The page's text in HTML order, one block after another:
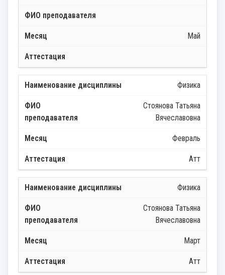
Май
Физика
Стоянова Татьяна
Вячеславовна
Февраль
Атт
Физика
Стоянова Татьяна
Вячеславовна
Март
Атт